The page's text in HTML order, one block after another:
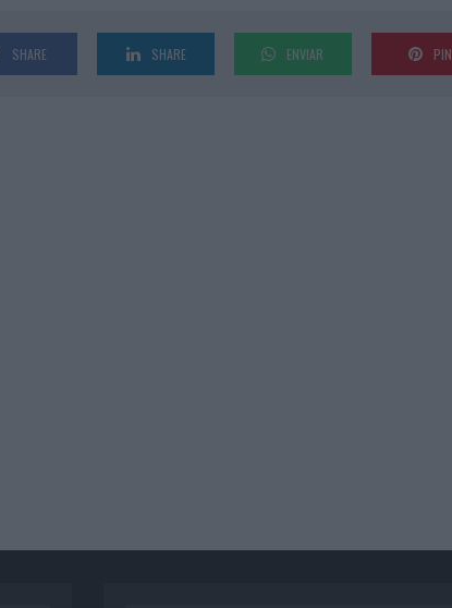
SHARE SHARE ENVIAR PIN